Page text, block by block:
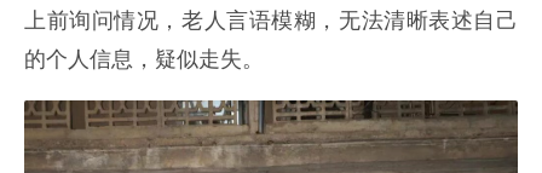
上前询问情况，老人言语模糊，无法清晰表述自己
的个人信息，疑似走失。